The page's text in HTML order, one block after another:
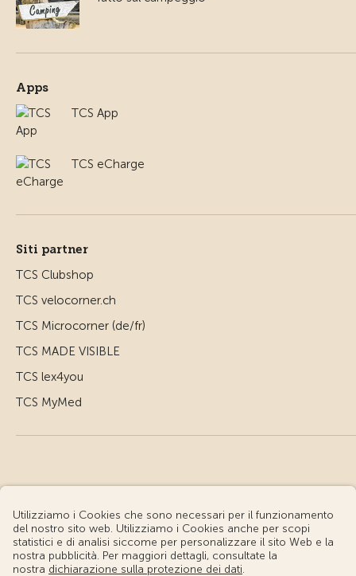
Apps
TCS App
TCS eCharge
Siti partner
TCS Clubshop
TCS velocorner.ch
TCS Microcorner (de/fr)
TCS MADE VISIBLE
TCS lex4you
TCS MyMed